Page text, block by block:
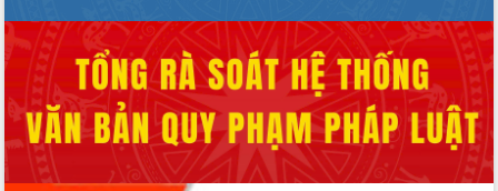
công tác cải cách hành chính mô hình
mới
UBND tỉnh họp báo định kỳ tháng 4
năm 2026
Hội thảo khoa học “Giải pháp thúc đẩy
phát triển nền kinh tế xanh tại tỉnh
Đắk Lắk”